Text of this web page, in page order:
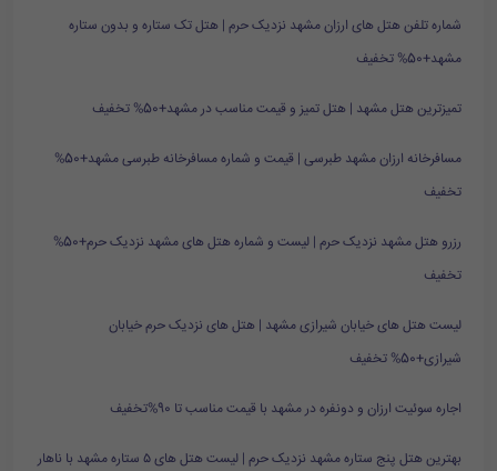
شماره تلفن هتل های ارزان مشهد نزدیک حرم | هتل تک ستاره و بدون ستاره
مشهد+50% تخفیف
تمیزترین هتل مشهد | هتل تمیز و قیمت مناسب در مشهد+50% تخفیف
مسافرخانه ارزان مشهد طبرسی | قیمت و شماره مسافرخانه طبرسی مشهد+50%
تخفیف
رزرو هتل مشهد نزدیک حرم | لیست و شماره هتل های مشهد نزدیک حرم+50%
تخفیف
لیست هتل های خیابان شیرازی مشهد | هتل های نزدیک حرم خیابان
شیرازی+50% تخفیف
اجاره سوئیت ارزان و دونفره در مشهد با قیمت مناسب تا 90%تخفیف
بهترین هتل پنج ستاره مشهد نزدیک حرم | لیست هتل های ۵ ستاره مشهد با ناهار